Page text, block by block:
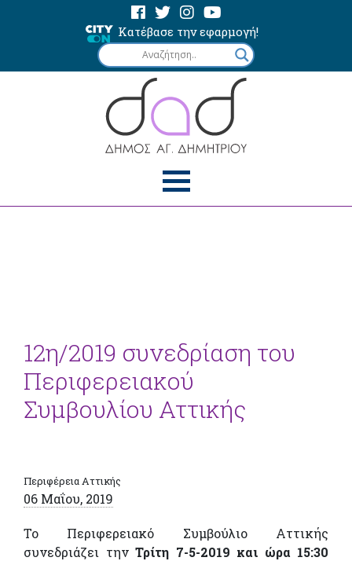
Κατέβασε την εφαρμογή!
12η/2019 συνεδρίαση του
Περιφερειακού
Συμβουλίου Αττικής
Περιφέρεια Αττικής
06 Μαΐου, 2019
Το Περιφερειακό Συμβούλιο Αττικής
συνεδριάζει την Τρίτη 7-5-2019 και ώρα 15:30